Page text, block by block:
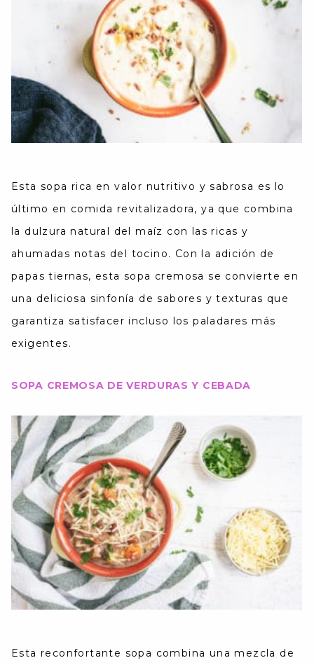
Esta sopa rica en valor nutritivo y sabrosa es lo
último en comida revitalizadora, ya que combina
la dulzura natural del maíz con las ricas y
ahumadas notas del tocino. Con la adición de
papas tiernas, esta sopa cremosa se convierte en
una deliciosa sinfonía de sabores y texturas que
garantiza satisfacer incluso los paladares más
exigentes.
SOPA CREMOSA DE VERDURAS Y CEBADA
Esta reconfortante sopa combina una mezcla de